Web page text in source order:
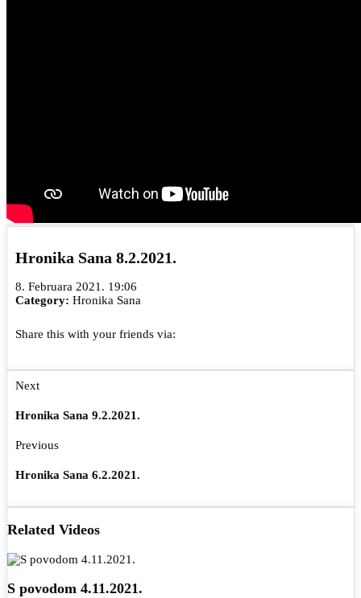
Hronika Sana 8.2.2021.
8. Februara 2021. 19:06
Category: Hronika Sana
Share this with your friends via:
Next
Hronika Sana 9.2.2021.
Previous
Hronika Sana 6.2.2021.
Related Videos
S povodom 4.11.2021.